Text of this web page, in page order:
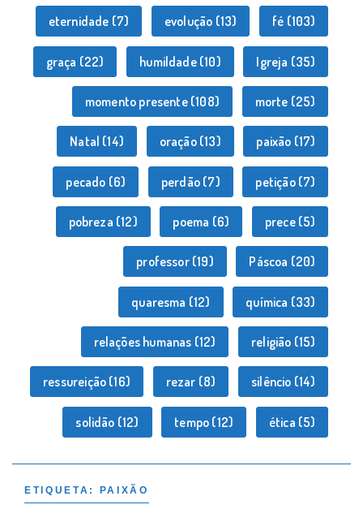
eternidade (7) evolução (13) fé (103)
graça (22) humildade(10) Igreja (35)
momento presente(108) morte (25)
Natal (14) oração(13) paixão (17)
pecado (6) perdão(7) petição(7)
pobreza (12) poema (6) prece(5)
professor(19) Páscoa (20)
quaresma (12) química (33)
relações humanas (12) religião (15)
ressureição (16) rezar (8) silêncio (14)
solidão (12) tempo (12) ética (5)
ETIQUETA: PAIXÃO